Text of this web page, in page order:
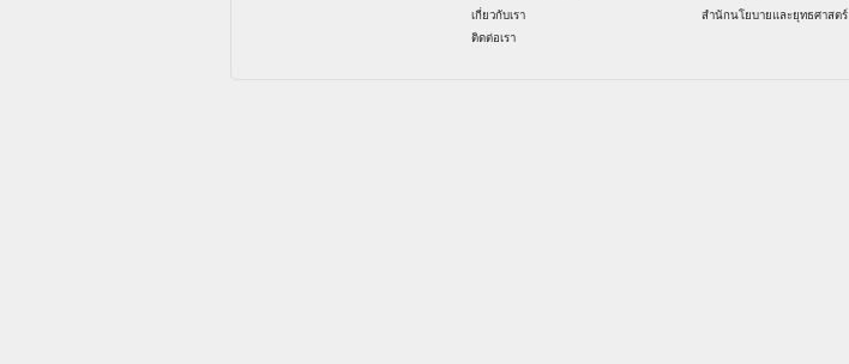
เกี่ยวกับเรา
ติดต่อเรา
สำนักนโยบายและยุทธศาสตร์